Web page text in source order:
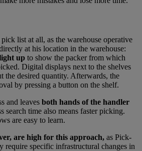
list at all, as the warehouse operative
at his location in the warehouse:
up to show the packer from which
Digital displays next to the shelves
the desired quantity. Afterwards, the
by pressing a button on the shelf.
and leaves both hands of the handler
search time also means faster picking.
are easy to learn.
are high for this approach, as Pick-
require specific infrastructural changes in